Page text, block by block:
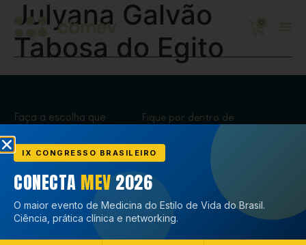
0
Julyana Galvão
Tabosa do Egito
Faça a escolha que
transforma,
Associe-se
Associe-se
Fique por dentro de
tudo que acontece
no CBMEV
IX CONGRESSO BRASILEIRO
CONECTA MEV 2026
O maior evento de Medicina do Estilo de Vida do Brasil.
Ciência, prática clínica e networking.